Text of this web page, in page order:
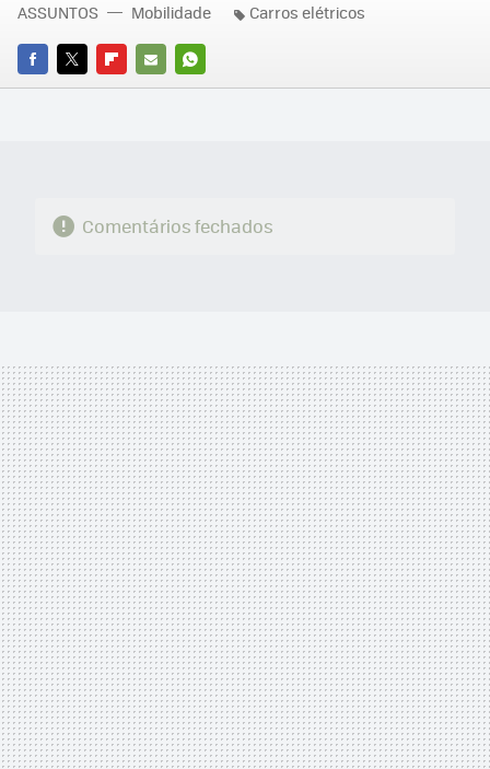
FACEBOOK
TWITTERFLIPBOARD
E-
WHATSAPP
ASSUNTOS Mobilidade Carros elétricos
Comentários fechados